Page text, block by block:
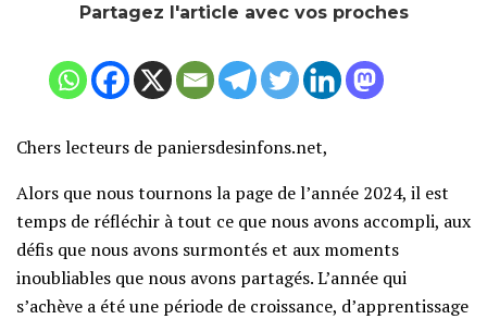
Partagez l'article avec vos proches
Chers lecteurs de paniersdesinfons.net,
Alors que nous tournons la page de l’année 2024, il est
temps de réfléchir à tout ce que nous avons accompli, aux
défis que nous avons surmontés et aux moments
inoubliables que nous avons partagés. L’année qui
s’achève a été une période de croissance, d’apprentissage